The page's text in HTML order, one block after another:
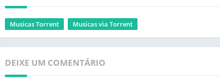
Musicas Torrent Musicas via Torrent
DEIXE UM COMENTÁRIO